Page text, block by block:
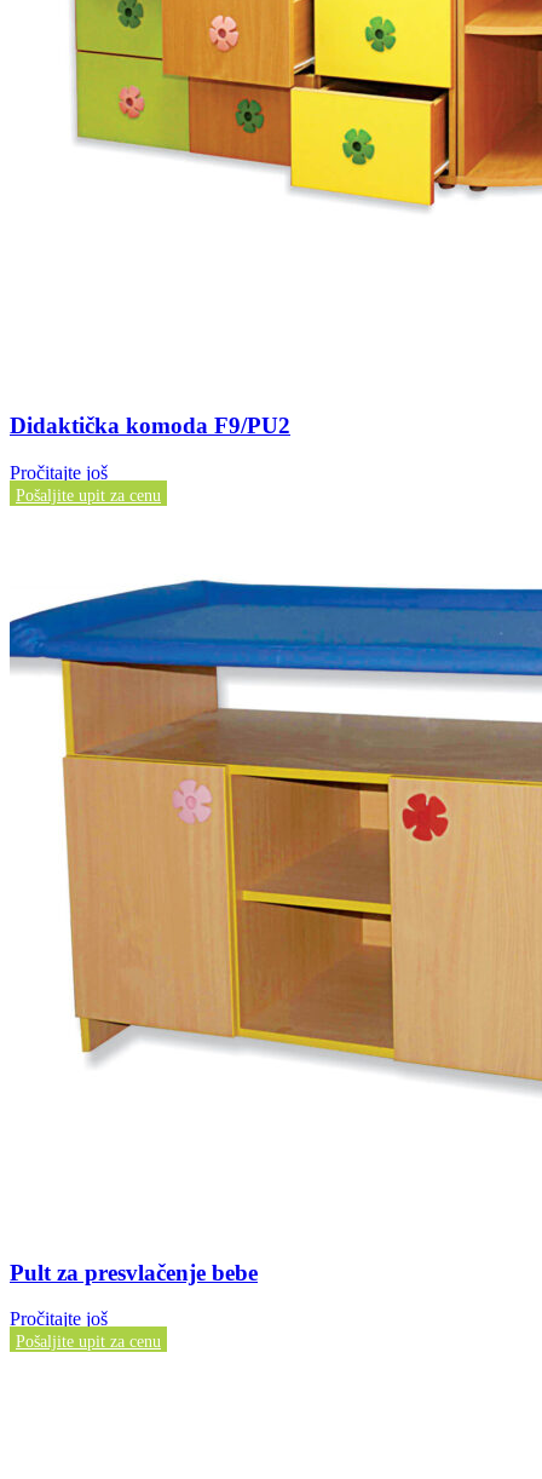
Didaktička komoda F9/PU2
Pročitajte još
Pošaljite upit za cenu
Pult za presvlačenje bebe
Pročitajte još
Pošaljite upit za cenu